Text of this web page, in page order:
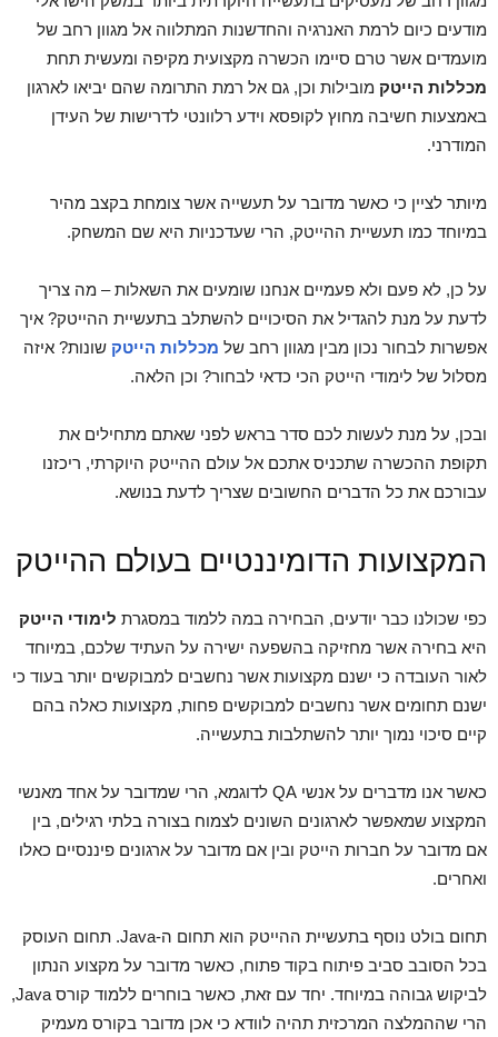
מודעים כיום לרמת האנרגיה והחדשנות המתלווה אל מגוון רחב של
מועמדים אשר טרם סיימו הכשרה מקצועית מקיפה ומעשית תחת
מכללות הייטק מובילות וכן, גם אל רמת התרומה שהם יביאו לארגון
באמצעות חשיבה מחוץ לקופסא וידע רלוונטי לדרישות של העידן
המודרני.
מיותר לציין כי כאשר מדובר על תעשייה אשר צומחת בקצב מהיר
במיוחד כמו תעשיית ההייטק, הרי שעדכניות היא שם המשחק.
על כן, לא פעם ולא פעמיים אנחנו שומעים את השאלות – מה צריך
לדעת על מנת להגדיל את הסיכויים להשתלב בתעשיית ההייטק? איך
אפשרות לבחור נכון מבין מגוון רחב של מכללות הייטק שונות? איזה
מסלול של לימודי הייטק הכי כדאי לבחור? וכן הלאה.
ובכן, על מנת לעשות לכם סדר בראש לפני שאתם מתחילים את
תקופת ההכשרה שתכניס אתכם אל עולם ההייטק היוקרתי, ריכזנו
עבורכם את כל הדברים החשובים שצריך לדעת בנושא.
המקצועות הדומיננטיים בעולם ההייטק
כפי שכולנו כבר יודעים, הבחירה במה ללמוד במסגרת לימודי הייטק
היא בחירה אשר מחזיקה בהשפעה ישירה על העתיד שלכם, במיוחד
לאור העובדה כי ישנם מקצועות אשר נחשבים למבוקשים יותר בעוד כי
ישנם תחומים אשר נחשבים למבוקשים פחות, מקצועות כאלה בהם
קיים סיכוי נמוך יותר להשתלבות בתעשייה.
כאשר אנו מדברים על אנשי QA לדוגמא, הרי שמדובר על אחד מאנשי
המקצוע שמאפשר לארגונים השונים לצמוח בצורה בלתי רגילים, בין
אם מדובר על חברות הייטק ובין אם מדובר על ארגונים פיננסיים כאלו
ואחרים.
תחום בולט נוסף בתעשיית ההייטק הוא תחום ה-Java. תחום העוסק
בכל הסובב סביב פיתוח בקוד פתוח, כאשר מדובר על מקצוע הנתון
לביקוש גבוהה במיוחד. יחד עם זאת, כאשר בוחרים ללמוד קורס Java,
הרי שההמלצה המרכזית תהיה לוודא כי אכן מדובר בקורס מעמיק